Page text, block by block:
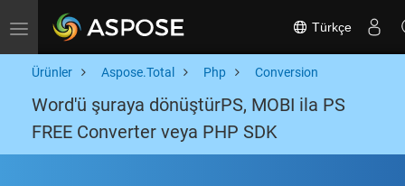
Toggle navigation Türkçe
Ürünler Aspose.Total Php Conversion
Word'ü şuraya dönüştürPS, MOBI ila PS
FREE Converter veya PHP SDK